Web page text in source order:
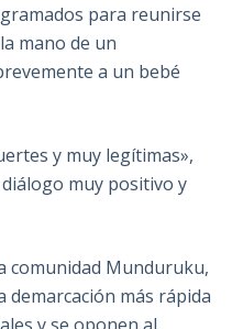
para reunirse
mano de un
a un bebé
y muy legítimas»,
muy positivo y
comunidad Munduruku,
más rápida